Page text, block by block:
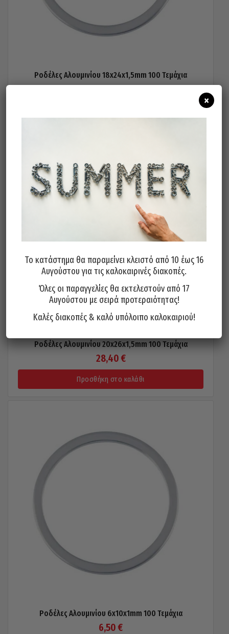
Ροδέλες Αλουμινίου 18x24x1,5mm 100 Τεμάχια
27,50€
Ροδέλες Αλουμινίου 20x26x1,5mm 100 Τεμάχια
28,40€
Προσθήκη στο καλάθι
Ροδέλες Αλουμινίου 6x10x1mm 100 Τεμάχια
6,50 €
Το κατάστημα θα παραμείνει κλειστό από 10 έως 16
Αυγούστου για τις καλοκαιρινές διακοπές.
Όλες οι παραγγελίες θα εκτελεστούν από 17
Αυγούστου με σειρά προτεραιότητας!
Καλές διακοπές & καλό υπόλοιπο καλοκαιριού!
×